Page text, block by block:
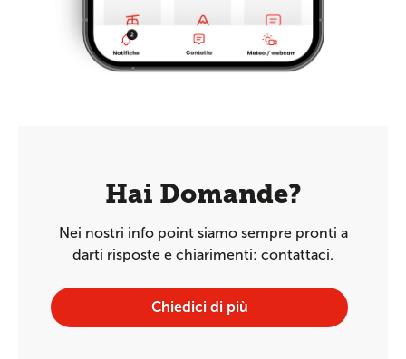
Hai Domande?
Nei nostri info point siamo sempre pronti a
darti risposte e chiarimenti: contattaci.
Chiedici di più